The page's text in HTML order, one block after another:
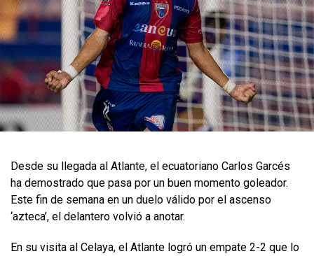
Desde su llegada al Atlante, el ecuatoriano Carlos Garcés
ha demostrado que pasa por un buen momento goleador.
Este fin de semana en un duelo válido por el ascenso
‘azteca’, el delantero volvió a anotar.
En su visita al Celaya, el Atlante logró un empate 2-2 que lo